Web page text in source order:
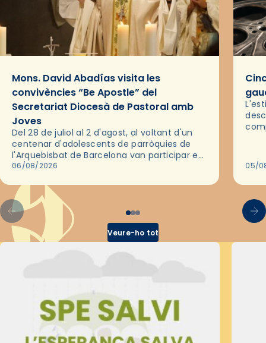
Mons. David Abadías visita les
convivències “Be Apostle” del
Secretariat Diocesà de Pastoral amb
Joves
Del 28 de juliol al 2 d'agost, al voltant d'un
centenar d'adolescents de parròquies de
l'Arquebisbat de Barcelona van participar en
les convivències Be Apostle, organitzades
06/08/2026 05/
Veure-ho tot